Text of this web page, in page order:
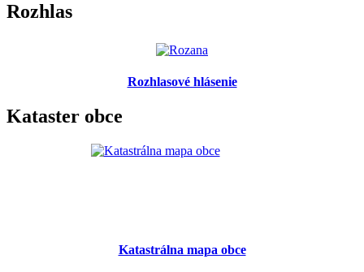
Rozhlas
Rozhlasové hlásenie
Kataster obce
Katastrálna mapa obce